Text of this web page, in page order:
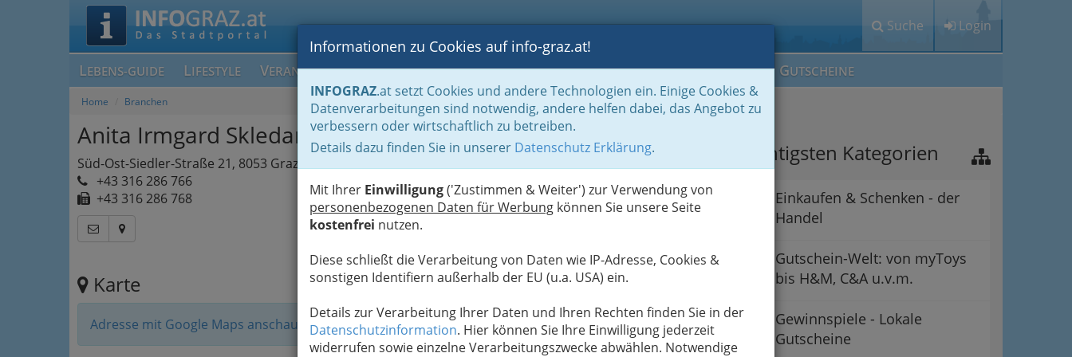
Suche Login
LEBENS-GUIDE LIFESTYLE VERANSTALTUNGEN BLOGS FOTOS GASTRONOMIE BRANCHEN MEIN IG GUTSCHEINE
Informationen zu Cookies auf info-graz.at!
INFOGRAZ.at setzt Cookies und andere Technologien ein. Einige Cookies &
Datenverarbeitungen sind notwendig, andere helfen dabei, das Angebot zu
verbessern oder wirtschaftlich zu betreiben.
Details dazu finden Sie in unserer Datenschutz Erklärung.
Mit Ihrer Einwilligung('Zustimmen & Weiter') zur Verwendung von
personenbezogenen Daten für Werbung können Sie unsere Seite
kostenfrei nutzen.
Diese schließt die Verarbeitung von Daten wie IP-Adresse, Cookies &
sonstigen Identifiern außerhalb der EU (u.a. USA) ein.
Details zur Verarbeitung Ihrer Daten und Ihren Rechten finden Sie in der
Datenschutzinformation. Hier können Sie Ihre Einwilligung jederzeit
widerrufen sowie einzelne Verarbeitungszwecke abwählen. Notwendige
Home Branchen
Anita Irmgard Skledar
Süd-Ost-Siedler-Straße 21, 8053 Graz-Neuhart
+43 316 286 766
+43 316 286 768
Karte
Adresse mit Google Maps anschauen
Die wichtigsten Kategorien
Einkaufen & Schenken - der
Handel
Gutschein-Welt: von myToys
bis H&M, C&A u.v.m.
Gewinnspiele - Lokale
Gutscheine